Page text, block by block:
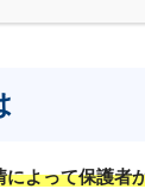
よって保護者